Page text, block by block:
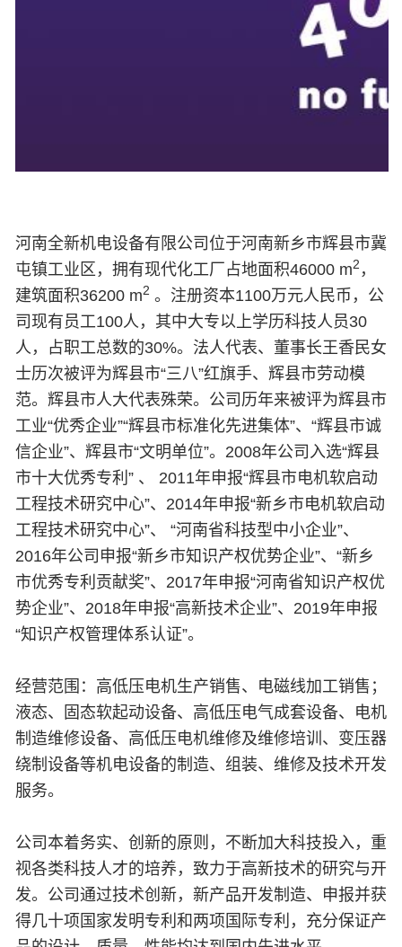
河南全新机电设备有限公司位于河南新乡市辉县市冀
屯镇工业区，拥有现代化工厂占地面积46000 m2 ，
建筑面积36200 m2 。注册资本1100万元人民币，公
司现有员工100人，其中大专以上学历科技人员30
人，占职工总数的30%。法人代表、董事长王香民女
士历次被评为辉县市“三八”红旗手、辉县市劳动模
范。辉县市人大代表殊荣。公司历年来被评为辉县市
工业“优秀企业”“辉县市标准化先进集体”、“辉县市诚
信企业”、辉县市“文明单位”。2008年公司入选“辉县
市十大优秀专利” 、 2011年申报“辉县市电机软启动
工程技术研究中心”、2014年申报“新乡市电机软启动
工程技术研究中心”、 “河南省科技型中小企业”、
2016年公司申报“新乡市知识产权优势企业”、“新乡
市优秀专利贡献奖”、2017年申报“河南省知识产权优
势企业”、2018年申报“高新技术企业”、2019年申报
“知识产权管理体系认证”。
经营范围：高低压电机生产销售、电磁线加工销售；
液态、固态软起动设备、高低压电气成套设备、电机
制造维修设备、高低压电机维修及维修培训、变压器
绕制设备等机电设备的制造、组装、维修及技术开发
服务。
公司本着务实、创新的原则，不断加大科技投入，重
视各类科技人才的培养，致力于高新技术的研究与开
发。公司通过技术创新，新产品开发制造、申报并获
得几十项国家发明专利和两项国际专利，充分保证产